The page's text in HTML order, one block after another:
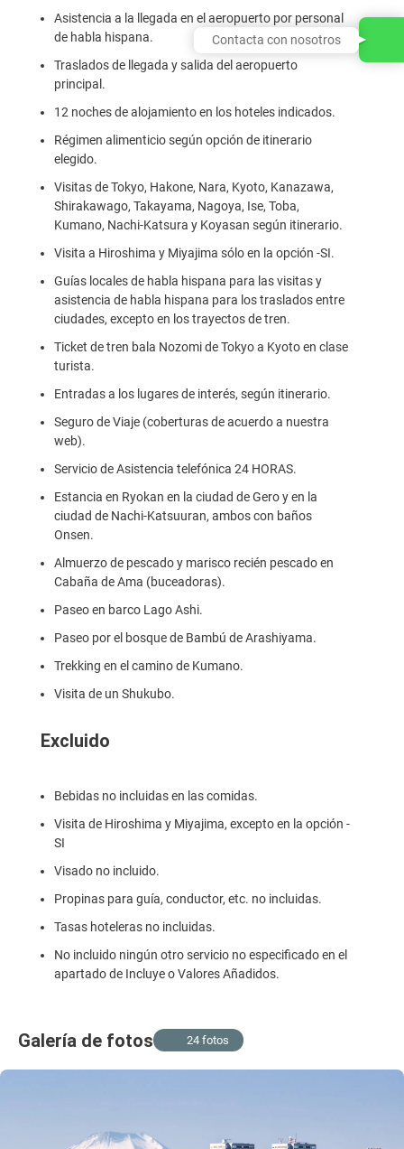
Asistencia a la llegada en el aeropuerto por personal
de habla hispana.
Traslados de llegada y salida del aeropuerto
principal.
12 noches de alojamiento en los hoteles indicados.
Régimen alimenticio según opción de itinerario
elegido.
Visitas de Tokyo, Hakone, Nara, Kyoto, Kanazawa,
Shirakawago, Takayama, Nagoya, Ise, Toba,
Kumano, Nachi-Katsura y Koyasan según itinerario.
Visita a Hiroshima y Miyajima sólo en la opción -SI.
Guías locales de habla hispana para las visitas y
asistencia de habla hispana para los traslados entre
ciudades, excepto en los trayectos de tren.
Ticket de tren bala Nozomi de Tokyo a Kyoto en clase
turista.
Entradas a los lugares de interés, según itinerario.
Seguro de Viaje (coberturas de acuerdo a nuestra
web).
Servicio de Asistencia telefónica 24 HORAS.
Estancia en Ryokan en la ciudad de Gero y en la
ciudad de Nachi-Katsuuran, ambos con baños
Onsen.
Almuerzo de pescado y marisco recién pescado en
Cabaña de Ama (buceadoras).
Paseo en barco Lago Ashi.
Paseo por el bosque de Bambú de Arashiyama.
Trekking en el camino de Kumano.
Visita de un Shukubo.
Excluido
Bebidas no incluidas en las comidas.
Visita de Hiroshima y Miyajima, excepto en la opción -
SI
Visado no incluido.
Propinas para guía, conductor, etc. no incluidas.
Tasas hoteleras no incluidas.
No incluido ningún otro servicio no especificado en el
apartado de Incluye o Valores Añadidos.
Galería de fotos 24 fotos